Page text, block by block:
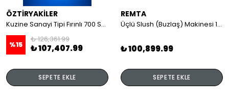
ÖZTİRYAKİLER
Kuzine Sanayi Tipi Fırınlı 700 Seri Gazlı 4 Açık Ateş 80x70x85 (Lp)-2X6Kw+2X7,5Kw+6Kw Elektrikli Fırın
%15
₺ 126,361.99
₺ 107,407.99
SEPETE EKLE
REMTA
Üçlü Slush (Buzlaş) Makinesi 12+12+12 lt
₺ 100,899.99
SEPETE EKLE